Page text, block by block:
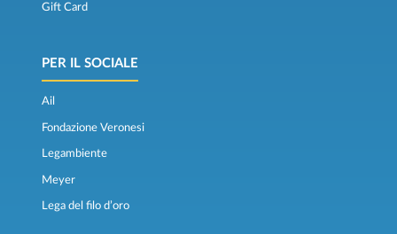
Gift Card
PER IL SOCIALE
Ail
Fondazione Veronesi
Legambiente
Meyer
Lega del filo d’oro